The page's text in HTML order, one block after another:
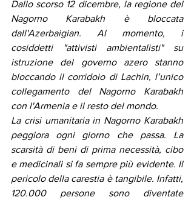
Dallo scorso 12 dicembre, la regione del
Nagorno Karabakh è bloccata
dall'Azerbaigian. Al momento, i
cosiddetti "attivisti ambientalisti" su
istruzione del governo azero stanno
bloccando il corridoio di Lachin, l’unico
collegamento del Nagorno Karabakh
con l'Armenia e il resto del mondo.
La crisi umanitaria in Nagorno Karabakh
peggiora ogni giorno che passa. La
scarsità di beni di prima necessità, cibo
e medicinali si fa sempre più evidente. Il
pericolo della carestia è tangibile. Infatti,
120.000 persone sono diventate